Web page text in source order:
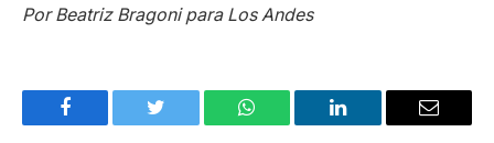
Por Beatriz Bragoni para Los Andes
Facebook Twitter WhatsApp LinkedIn Email